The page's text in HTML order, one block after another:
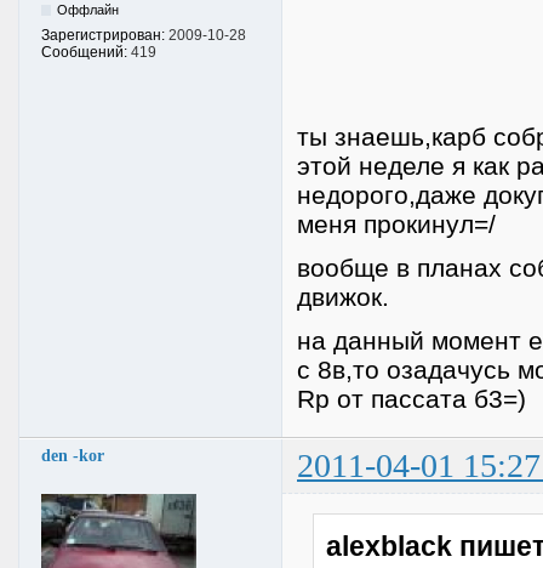
Оффлайн
Зарегистрирован: 2009-10-28
Сообщений: 419
ты знаешь,карб
этой неделе я как
недорого,даже
меня прокинул=/
вообще в планах
движок.
на данный момент
с 8в,то озадачусь
Rp от пассата б3=)
den -kor 2011-04-01
alexblack